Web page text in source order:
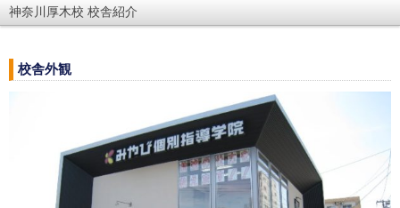
神奈川厚木校 校舎紹介
校舎外観